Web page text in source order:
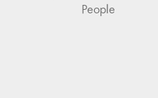
People